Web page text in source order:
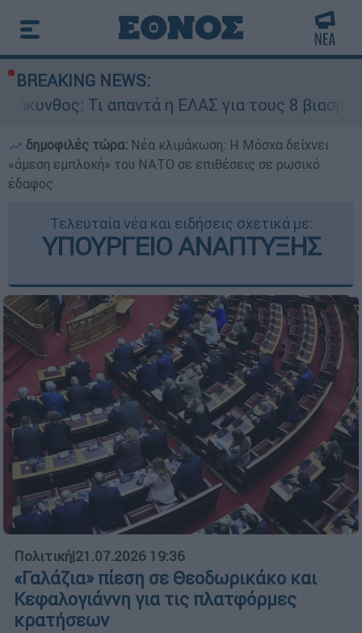
BREAKING NEWS:
η ΕΛΑΣ για τους 8 βιασμούς
δημοφιλές τώρα: Νέα κλιμάκωση: Η Μόσχα δείχνει
«άμεση εμπλοκή» του ΝΑΤΟ σε επιθέσεις σε ρωσικό
έδαφος
Τελευταία νέα και ειδήσεις σχετικά με:
ΥΠΟΥΡΓΕΙΟ ΑΝΑΠΤΥΞΗΣ
Πολιτική|21.07.2026 19:36
«Γαλάζια» πίεση σε Θεοδωρικάκο και
Κεφαλογιάννη για τις πλατφόρμες
κρατήσεων